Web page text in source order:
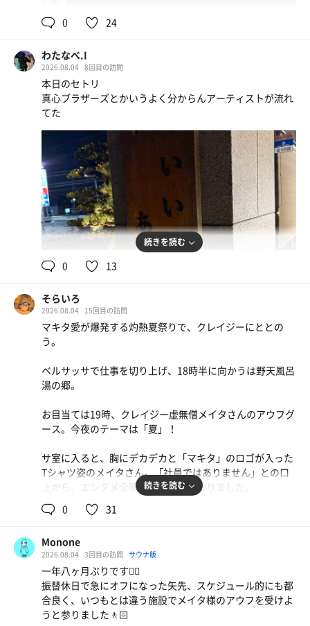
水風呂へin！
メイタさん対戦ありがとうございました🫶
3rd/サウナ禅
仄かに甘く香るケロのサウナへ
ボクに負けず劣らずの引っ込み思案の🅿️リーダーがちゃん
と声かけてからのロウリュをするというレアな場面も
そうなんだよな別にあまりやらないだけで出来ない訳じゃ
無いんだよな(オタク特有の早口)
熱さでのたうち回った身が癒された～
仕上げにクール系ボディーソープで洗体し直して終了！
最後にメイタさんにご挨拶。我々3人とのリブでの再戦を
誓ってお別れ
対戦よろしくです！
スターバックス パッションティー
0 24
わたなべ.I
2026.08.04 8回目の訪問
本日のセトリ
真心ブラザーズとかいうよく分からんアーティストが流れ
てた
続きを読む
0 13
そらいろ
2026.08.04 15回目の訪問
マキタ愛が爆発する灼熱夏祭りで、クレイジーにととの
う。
ベルサッサで仕事を切り上げ、18時半に向かうは野天風呂
湯の郷。
お目当ては19時、クレイジー虚無僧メイタさんのアウフグ
ース。今夜のテーマは「夏」！
サ室に入ると、胸にデカデカと「マキタ」のロゴが入った
Tシャツ姿のメイタさん。「社員ではありません」との口
上から、エンタメ全開の夏祭りが始まりました。
まずはMrs. GREEN APPLEの曲に乗せ、マキタの高圧洗浄
サ室を包みます。時間が経つにつれ湿度が上がり、極上の
熱波となって降り注ぐ快感。
2曲目はキューゲルをドカンと投入。水バシャバシャでテ
ンションは最高潮です。手拍子で一体化するサ室の中、メ
イタさんはブロワーを手に暴走族顔負けの空ぶかしコー
続きを読む
0 31
Monone
2026.08.04 3回目の訪問 サウナ飯
一年八ヶ月ぶりです🙇‍♂️
振替休日で急にオフになった矢先、スケジュール的にも都
合良く、いつもとは違う施設でメイタ様のアウフを受けよ
うと参りました🚶🏻